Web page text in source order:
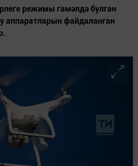
режимы гамәлдә булган
аппаратларын файдаланган